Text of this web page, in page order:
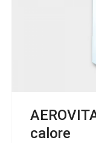
calore